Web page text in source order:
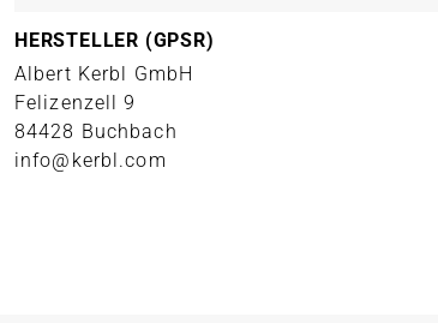
HERSTELLER (GPSR)
Albert Kerbl GmbH
Felizenzell 9
84428 Buchbach
info@kerbl.com